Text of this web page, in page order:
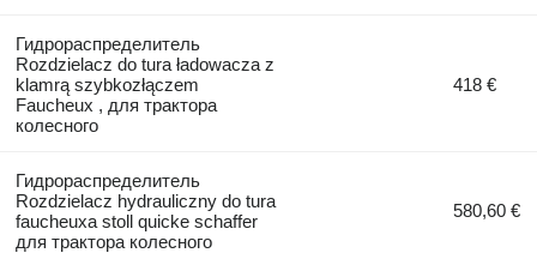
Гидрораспределитель
Rozdzielacz do tura ładowacza z
klamrą szybkozłączem
Faucheux , для трактора
колесного
418 €
Гидрораспределитель
Rozdzielacz hydrauliczny do tura
faucheuxa stoll quicke schaffer
для трактора колесного
580,60 €